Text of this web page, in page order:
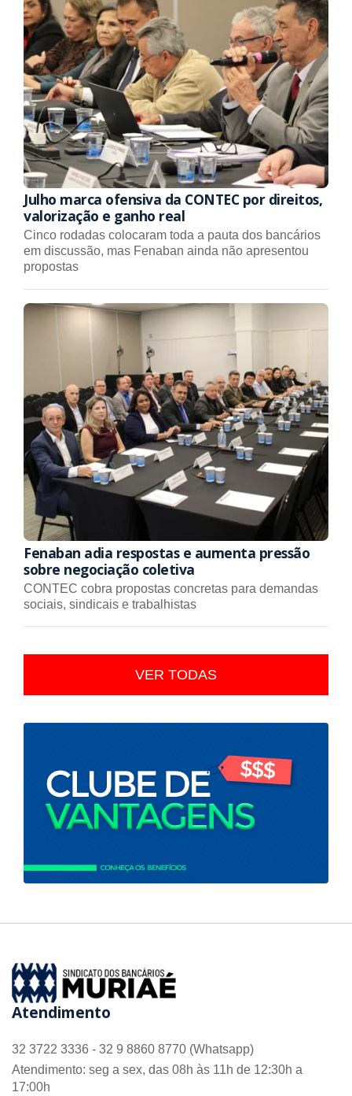
Julho marca ofensiva da CONTEC por direitos,
valorização e ganho real
Cinco rodadas colocaram toda a pauta dos bancários
em discussão, mas Fenaban ainda não apresentou
propostas
Fenaban adia respostas e aumenta pressão
sobre negociação coletiva
CONTEC cobra propostas concretas para demandas
sociais, sindicais e trabalhistas
VER TODAS
Atendimento
32 3722 3336 - 32 9 8860 8770 (Whatsapp)
Atendimento: seg a sex, das 08h às 11h de 12:30h a
17:00h